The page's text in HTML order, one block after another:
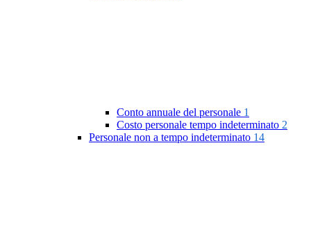
Conto annuale del personale 1
Costo personale tempo indeterminato 2
Personale non a tempo indeterminato 14